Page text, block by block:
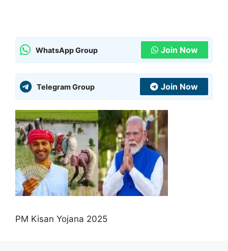
WhatsApp Group Join Now
Telegram Group Join Now
PM Kisan Yojana 2025